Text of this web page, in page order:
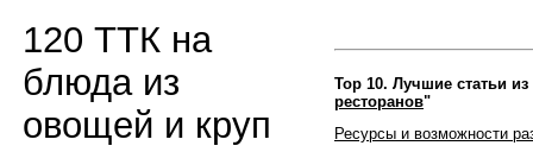
120 ТТК на
блюда из
овощей и круп
Top 10. Лучшие статьи из
ресторанов"
Ресурсы и возможности